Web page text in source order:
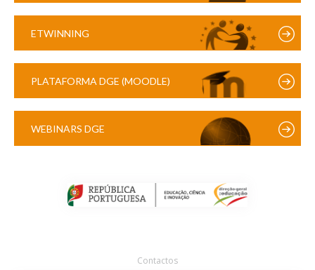
ETWINNING
PLATAFORMA DGE (MOODLE)
WEBINARS DGE
Contactos